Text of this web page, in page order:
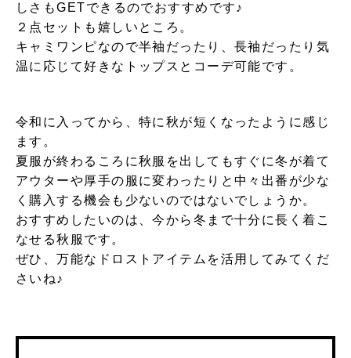
しさもGETできるのでおすすめです♪
２点セットも嬉しいところ。
キャミワンピなので半袖だったり、長袖だったり気
温に応じて好きなトップスとコーデ可能です。
令和に入ってから、特に秋が短くなったように感じ
ます。
夏服が終わるころに秋服を出してもすぐに冬が着て
アウターや厚手の服に変わったりと中々出番が少な
く購入する機会も少ないのではないでしょうか。
おすすめしたいのは、今から冬まで十分に長く着こ
なせる秋服です。
ぜひ、万能なドロストアイテムを活用してみてくだ
さいね♪